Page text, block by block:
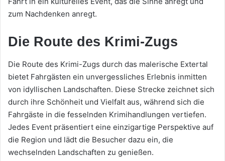
zum Nachdenken anregt.
Die Route des Krimi-Zugs
Die Route des Krimi-Zugs durch das malerische Extertal
bietet Fahrgästen ein unvergessliches Erlebnis inmitten
von idyllischen Landschaften. Diese Strecke zeichnet sich
durch ihre Schönheit und Vielfalt aus, während sich die
Fahrgäste in die fesselnden Krimihandlungen vertiefen.
Jedes Event präsentiert eine einzigartige Perspektive auf
die Region und lädt die Besucher dazu ein, die
wechselnden Landschaften zu genießen.